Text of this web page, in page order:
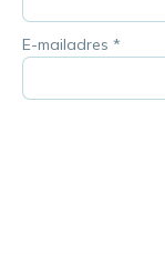
E-mailadres *